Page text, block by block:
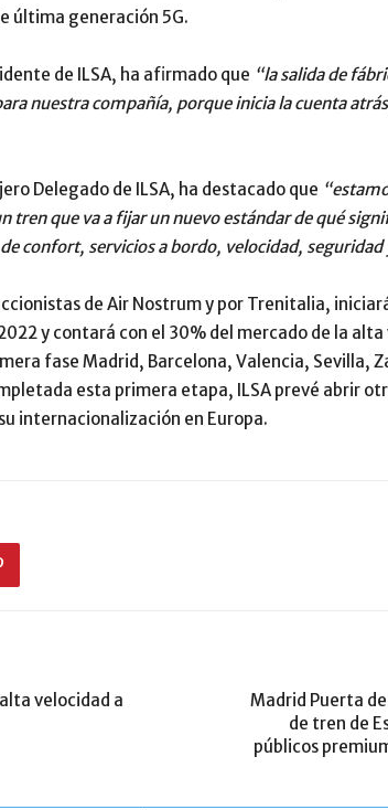
última generación 5G.
de ILSA, ha afirmado que “la salida de
nuestra compañía, porque inicia la cuenta
Delegado de ILSA, ha destacado que
tren que va a fijar un nuevo estándar de qué
confort, servicios a bordo, velocidad,
de Air Nostrum y por Trenitalia,
y contará con el 30% del mercado de la alta
fase Madrid, Barcelona, Valencia, Sevilla,
esta primera etapa, ILSA prevé abrir
internacionalización en Europa.
velocidad a
Madrid Puerta
de tren de
públicos